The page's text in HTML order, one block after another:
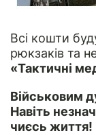
Всі кошти
рюкзаків та
«Тактичні
Військовим
Навіть
чиєсь життя!